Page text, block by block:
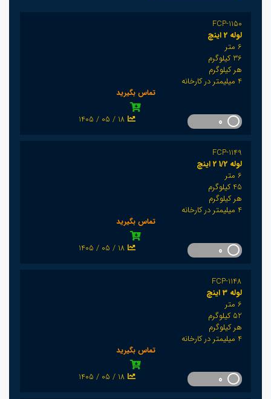
FCP-1150
لوله 2 اینچ
6 متر
36 کیلوگرم
هر کیلوگرم
4 میلیمتر در کارخانه
تماس بگیرید
1405 / 05 / 18
FCP-1149
لوله 1/2 2 اینچ
6 متر
45 کیلوگرم
هر کیلوگرم
4 میلیمتر در کارخانه
تماس بگیرید
1405 / 05 / 18
FCP-1148
لوله 3 اینچ
6 متر
52 کیلوگرم
هر کیلوگرم
4 میلیمتر در کارخانه
تماس بگیرید
1405 / 05 / 18